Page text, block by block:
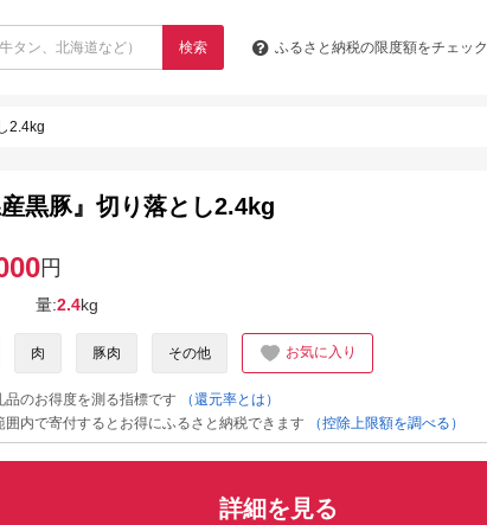
検索 ふるさと納税の限度額をチェック
2.4kg
産黒豚』切り落とし2.4kg
円
量:2.4kg
肉 豚肉 その他 お気に入り
のお得度を測る指標です
（還元率とは）
内で寄付するとお得にふるさと納税できます
（控除上限額を調べる）
詳細を見る